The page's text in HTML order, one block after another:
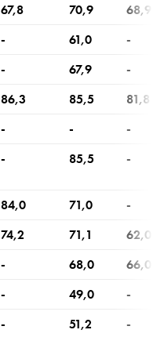
67,8 70,9
68,9
- 61,0
-
- 67,9
-
86,3 85,5
81,8
- -
-
- 85,5 -
84,0 71,0
-
74,2 71,1
62,0
- 68,0
66,0
- 49,0
-
- 51,2 -